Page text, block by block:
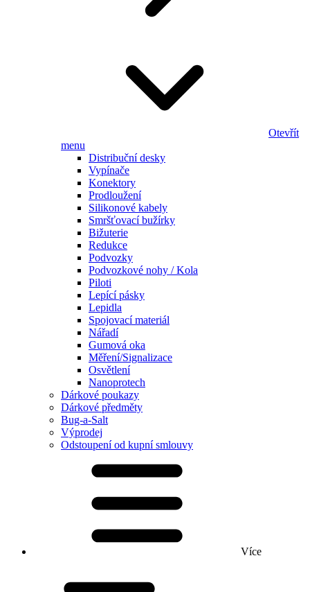
Otevřít
menu
Distribuční desky
Vypínače
Konektory
Prodloužení
Silikonové kabely
Smršťovací bužírky
Bižuterie
Redukce
Podvozky
Podvozkové nohy / Kola
Piloti
Lepící pásky
Lepidla
Spojovací materiál
Nářadí
Gumová oka
Měření/Signalizace
Osvětlení
Nanoprotech
Dárkové poukazy
Dárkové předměty
Bug-a-Salt
Výprodej
Odstoupení od kupní smlouvy
Více